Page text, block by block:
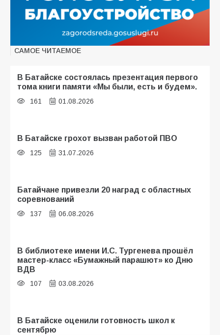
САМОЕ ЧИТАЕМОЕ
В Батайске состоялась презентация первого
тома книги памяти «Мы были, есть и будем».
161 01.08.2026
В Батайске грохот вызван работой ПВО
125 31.07.2026
Батайчане привезли 20 наград с областных
соревнований
137 06.08.2026
В библиотеке имени И.С. Тургенева прошёл
мастер-класс «Бумажный парашют» ко Дню
ВДВ
107 03.08.2026
В Батайске оценили готовность школ к
сентябрю